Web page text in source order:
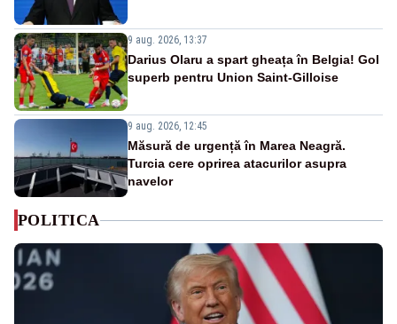
9 aug. 2026, 13:37
Darius Olaru a spart gheața în Belgia! Gol
superb pentru Union Saint-Gilloise
9 aug. 2026, 12:45
Măsură de urgență în Marea Neagră.
Turcia cere oprirea atacurilor asupra
navelor
POLITICA